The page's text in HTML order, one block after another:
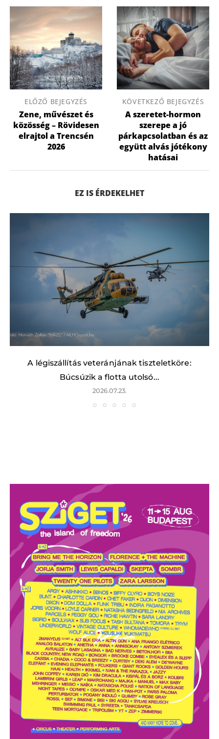
ELŐZŐ BEJEGYZÉS
Zene, művészet és
közösség – Rövidesen
elrajtol a Trencsén
2026
KÖVETKEZŐ BEJEGYZÉS
A szeretet-hormon
szerepe a jó
párkapcsolatban és az
együtt alvás jótékony
hatásai
EZ IS ÉRDEKELHET
A légiszállítás veteránjának tiszteletköre:
Búcsúzik a flotta utolsó...
2026.07.23.